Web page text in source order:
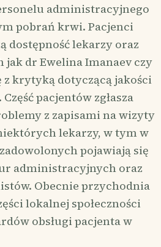
administracyjnego
pobrań krwi. Pacjenci
dostępność lekarzy oraz
dr Ewelina Imanaev czy
z krytyką dotyczącą jakości
pacjentów zgłasza
z zapisami na wizyty
lekarzy, w tym w
pojawiają się
administracyjnych oraz
Obecnie przychodnia
lokalnej społeczności
obsługi pacjenta w